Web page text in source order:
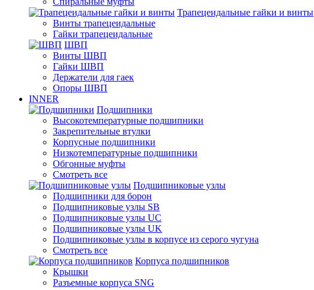
Трапецеидальные гайки и винты
Винты трапецеидальные
Гайки трапецеидальные
ШВП
Винты ШВП
Гайки ШВП
Держатели для гаек
Опоры ШВП
INNER
Подшипники
Высокотемпературные подшипники
Закрепительные втулки
Корпусные подшипники
Низкотемпературные подшипники
Обгонные муфты
Смотреть все
Подшипниковые узлы
Подшипники для борон
Подшипниковые узлы SB
Подшипниковые узлы UC
Подшипниковые узлы UK
Подшипниковые узлы в корпусе из серого чугуна
Смотреть все
Корпуса подшипников
Крышки
Разъемные корпуса SNG